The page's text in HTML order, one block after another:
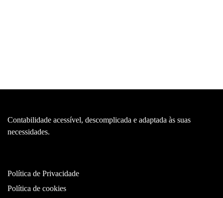
Contabilidade acessível, descomplicada e adaptada às suas
necessidades.
Política de Privacidade
Política de cookies